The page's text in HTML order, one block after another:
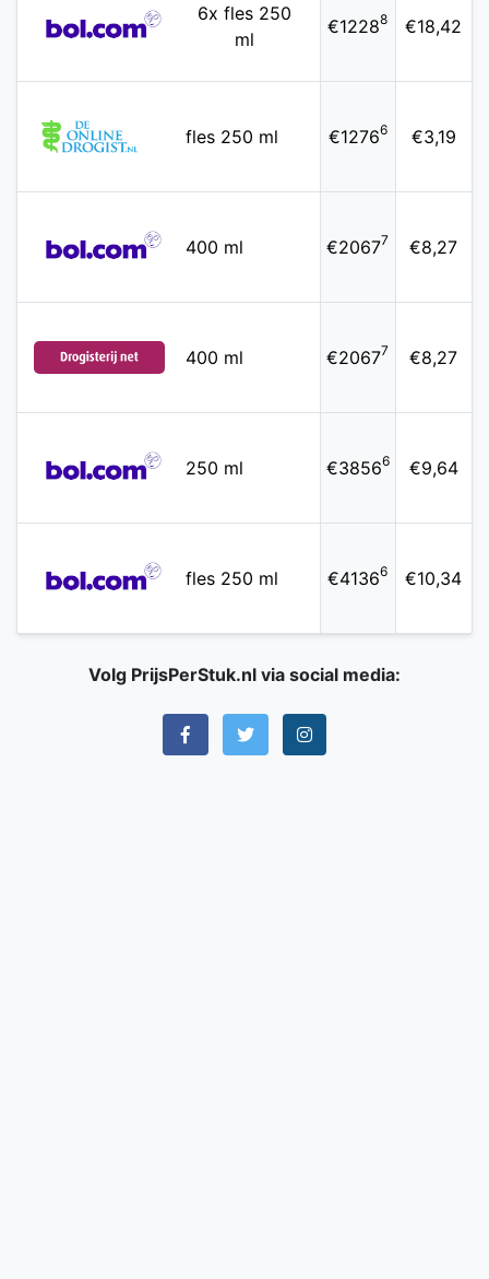
6x fles 250
ml
€12288 €18,42
fles 250 ml €12766 €3,19
400 ml €20677 €8,27
400 ml €20677 €8,27
250 ml €38566 €9,64
fles 250 ml €41366 €10,34
Volg PrijsPerStuk.nl via social media: